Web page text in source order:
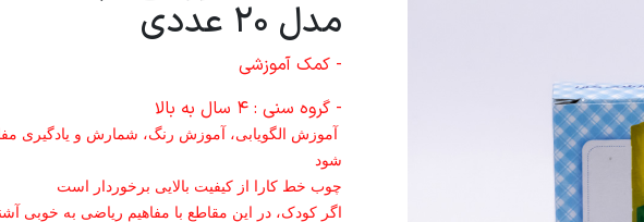
مدل 20 عددی
- کمک آموزشی
- گروه سنی : 4 سال به بالا
آموزش الگویابی، آموزش رنگ، شمارش و یادگیری
شود
چوب خط کارا از کیفیت بالایی برخوردار است
اگر کودک، در این مقاطع با مفاهیم ریاضی به خوبی